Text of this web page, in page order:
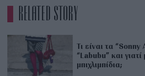
RELATED STORY
Τι είναι τα
“Labubu” και
μπιχλιμπίδια;